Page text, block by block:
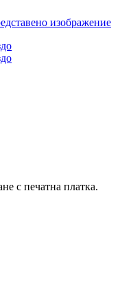
с печатна платка.